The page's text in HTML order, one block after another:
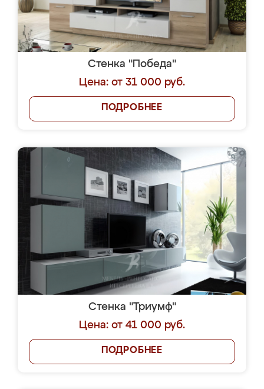
Стенка "Победа"
Цена: от 31 000 руб.
ПОДРОБНЕЕ
Стенка "Триумф"
Цена: от 41 000 руб.
ПОДРОБНЕЕ